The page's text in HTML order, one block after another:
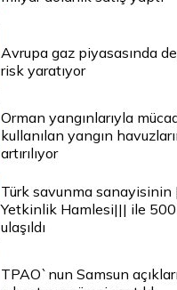
Avrupa gaz piyasasında
risk yaratıyor
Orman yangınlarıyla
kullanılan yangın
artırılıyor
Türk savunma sanayisinin
Yetkinlik Hamlesi||| ile
ulaşıldı
TPAO`nun Samsun